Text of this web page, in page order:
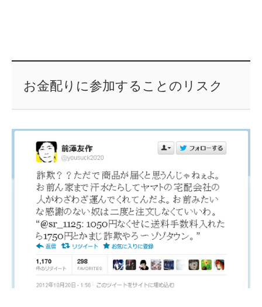
お金配りに参加することのリスク